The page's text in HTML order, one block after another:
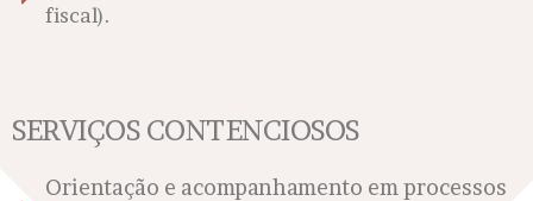
fiscal).
SERVIÇOS CONTENCIOSOS
Orientação e acompanhamento em processos